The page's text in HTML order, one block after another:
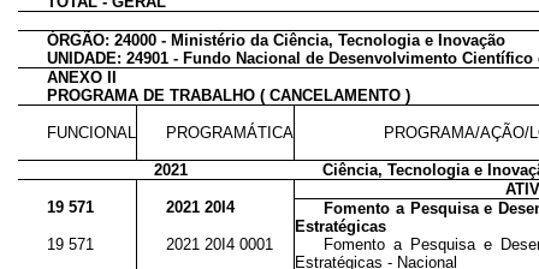
ÓRGÃO: 24000 - Ministério da Ciência, Tecnologia e Inovação
UNIDADE: 24901 - Fundo Nacional de Desenvolvimento
ANEXO II
PROGRAMA DE TRABALHO ( CANCELAMENTO )
FUNCIONAL PROGRAMÁTICA PROGRAMA/AÇÃO/
2021
Ciência, Tecnologia e
19 571
2021 20I4
Fomento a Pesquisa e
Estratégicas
19 571
2021 20I4 0001
Fomento a Pesquisa e
Estratégicas - Nacional